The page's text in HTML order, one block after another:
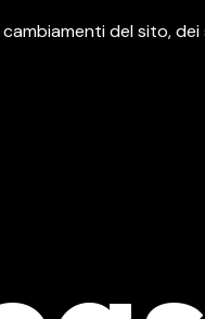
del sito,